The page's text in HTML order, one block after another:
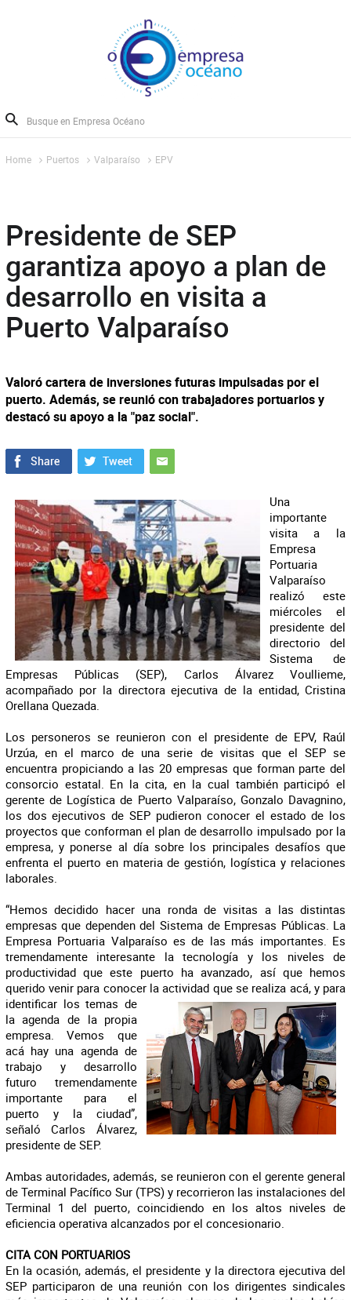
Home Puertos Valparaíso EPV
Presidente de SEP
garantiza apoyo a plan de
desarrollo en visita a
Puerto Valparaíso
Valoró cartera de inversiones futuras impulsadas por el
puerto. Además, se reunió con trabajadores portuarios y
destacó su apoyo a la "paz social".
Una
importante
visita a la
Empresa
Portuaria
Valparaíso
realizó este
miércoles el
presidente del
directorio del
Sistema de
Empresas Públicas (SEP), Carlos Álvarez Voullieme,
acompañado por la directora ejecutiva de la entidad, Cristina
Orellana Quezada.
Los personeros se reunieron con el presidente de EPV, Raúl
Urzúa, en el marco de una serie de visitas que el SEP se
encuentra propiciando a las 20 empresas que forman parte del
consorcio estatal. En la cita, en la cual también participó el
gerente de Logística de Puerto Valparaíso, Gonzalo Davagnino,
los dos ejecutivos de SEP pudieron conocer el estado de los
proyectos que conforman el plan de desarrollo impulsado por la
empresa, y ponerse al día sobre los principales desafíos que
enfrenta el puerto en materia de gestión, logística y relaciones
laborales.
“Hemos decidido hacer una ronda de visitas a las distintas
empresas que dependen del Sistema de Empresas Públicas. La
Empresa Portuaria Valparaíso es de las más importantes. Es
tremendamente interesante la tecnología y los niveles de
productividad que este puerto ha avanzado, así que hemos
querido venir para conocer la actividad que se realiza acá, y para
identificar los temas de
la agenda de la propia
empresa. Vemos que
acá hay una agenda de
trabajo y desarrollo
futuro tremendamente
importante para el
puerto y la ciudad”,
señaló Carlos Álvarez,
presidente de SEP.
Ambas autoridades, además, se reunieron con el gerente general
de Terminal Pacífico Sur (TPS) y recorrieron las instalaciones del
Terminal 1 del puerto, coincidiendo en los altos niveles de
eficiencia operativa alcanzados por el concesionario.
CITA CON PORTUARIOS
En la ocasión, además, el presidente y la directora ejecutiva del
SEP participaron de una reunión con los dirigentes sindicales